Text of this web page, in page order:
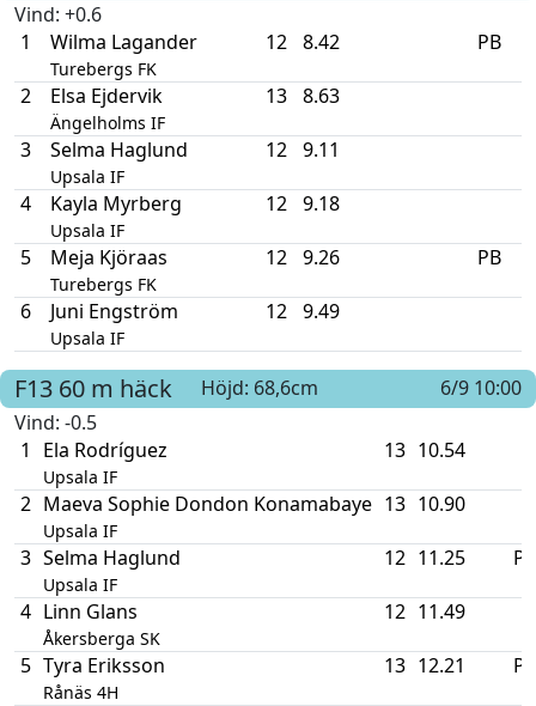
Vind: +0.6
1
Wilma Lagander
Turebergs FK
12 8.42 PB
2 Elsa Ejdervik
Ängelholms IF
13 8.63
3 Selma Haglund
Upsala IF
12 9.11
4 Kayla Myrberg
Upsala IF
12 9.18
5 Meja Kjöraas
Turebergs FK
12 9.26 PB
6 Juni Engström
Upsala IF
12 9.49
F13 60 m häck Höjd: 68,6cm
6/9 10:00
Vind: -0.5
1
Ela Rodríguez
Upsala IF
13 10.54
2 Maeva Sophie Dondon Konamabaye
Upsala IF
13 10.90
3 Selma Haglund
Upsala IF
12 11.25 PB
4 Linn Glans
Åkersberga SK
12 11.49
5 Tyra Eriksson
Rånäs 4H
13 12.21 PB